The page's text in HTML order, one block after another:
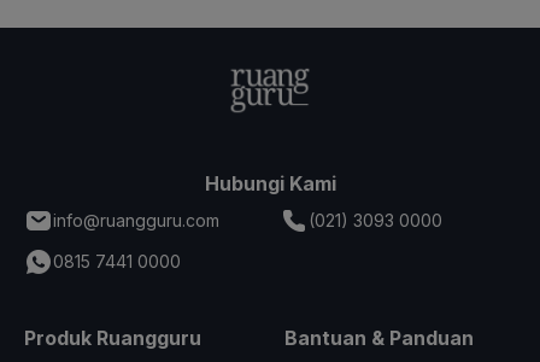
Hubungi Kami
info@ruangguru.com
(021) 3093 0000
0815 7441 0000
Produk Ruangguru Bantuan & Panduan